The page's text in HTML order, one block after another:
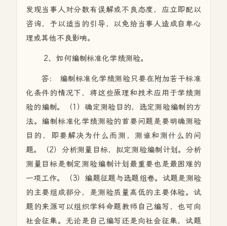
发现当事人对分数有误解或不良态度，应立即配以
咨询，予以适当的引导，以免给当事人造成自卑心
理或其他不良影响。
2、如何编制标准化学绩测验。
答： 编制标准化学绩测验只要在附加若干标准
化条件的情况下，将这些原理和技术应用于学绩测
验的编制。（1）确定测验目的，选定测验编制的方
法。编制标准化学绩测验的首要问题是要明确测验
目的，即要解决为什么而测，测谁和测什么的问
题。（2）分析测量目标，拟定测验编制计划。分析
测量目标是制定测验编制计划最重要也是最困难的
一项工作。（3）编题征题与选题组卷。试题是测验
的主要组成部分，是测验质量高低的主要体验。试
题的来源可以组织学科命题教师自己编写，也可向
社会征集。无论是自己编写还是向社会征集，试题